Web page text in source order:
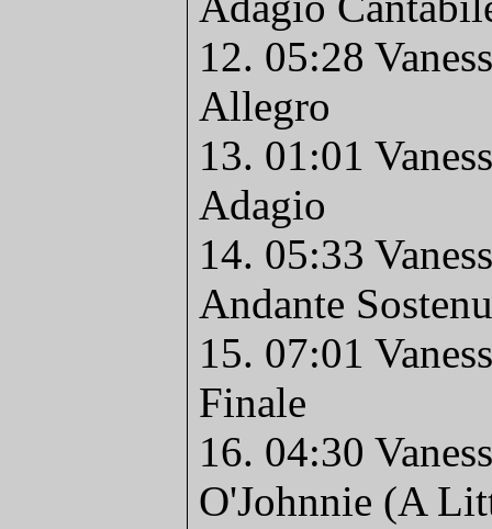
12. 05:28
Allegro
13. 01:01
Adagio
14. 05:33
Andante
15. 07:01
Finale
16. 04:30
O'Johnnie (A